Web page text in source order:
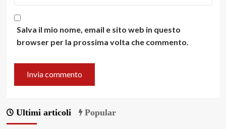
Salva il mio nome, email e sito web in questo
browser per la prossima volta che commento.
Ultimi articoli Popular